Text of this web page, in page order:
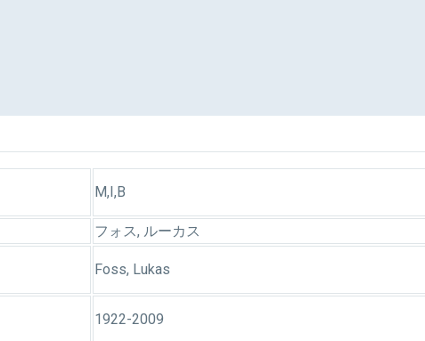
M,I,B
フォス, ルーカス
Foss, Lukas
1922-2009